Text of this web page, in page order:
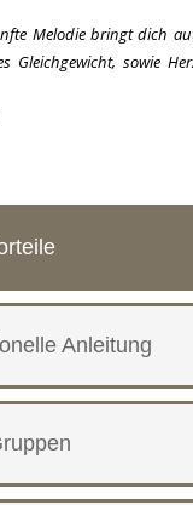
Melodie bringt dich
Gleichgewicht, sowie
Anleitung